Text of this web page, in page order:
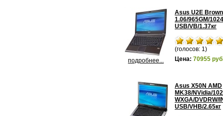
подробнее...
Asus U2E
1.06/965GM/
USB/VB/1.37кг
(голосов: 1)
Цена: 70955
Asus X50N AMD
MK38/NVidia/
WXGA/DVDRW/
USB/VHB/2.65кг